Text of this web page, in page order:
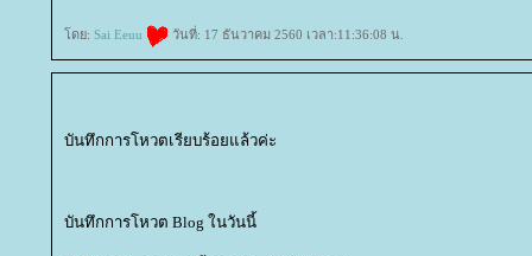
ดย: Sai Eeuu วันที่: 17 ธันวาคม 2560 เวลา:11:36:08 น.
บันทึกการโหวตเรียบร้อยแล้วค่ะ
บันทึกการโหวต Blog ในวันนี้